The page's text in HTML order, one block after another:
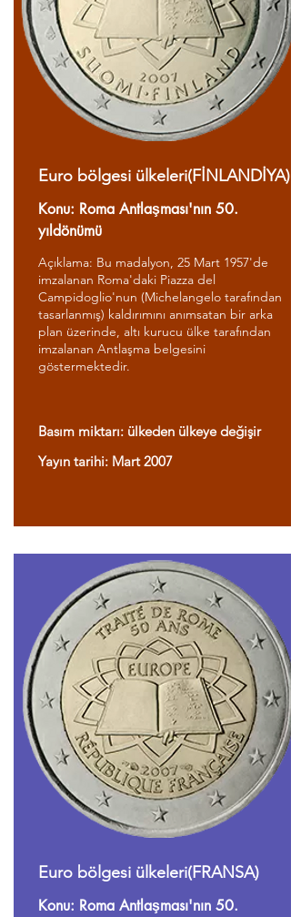
Euro bölgesi ülkeleri(FİNLANDİYA)
Konu: Roma Antlaşması'nın 50.
yıldönümü
Açıklama: Bu madalyon, 25 Mart 1957'de
imzalanan Roma'daki Piazza del
Campidoglio'nun (Michelangelo tarafından
tasarlanmış) kaldırımını anımsatan bir arka
plan üzerinde, altı kurucu ülke tarafından
imzalanan Antlaşma belgesini
göstermektedir.
Basım miktarı: ülkeden ülkeye değişir
Yayın tarihi: Mart 2007
Euro bölgesi ülkeleri(FRANSA)
Konu: Roma Antlaşması'nın 50.